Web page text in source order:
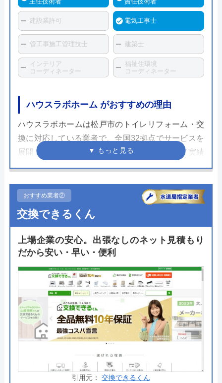
建設業許可 電気工事士
管工事施工管理技士 建築士
インテリア
コーディネーター
福祉住環境
コーディネーター
ハウスラボホーム がおすすめの理由
ハウスラボホームは松戸市のトイレリフォーム・交
換に対応している業者で、全国32拠点でサービスを
展開しています。水まわりの交換修理において実績
がある水まわりの専門業者で、全国各地の自治体の
信頼できる業者です。
10年の施工保証と、メーカー保証に追加で延長保証
を用意しており、施工後も安心。支払い方法も豊富
で現金やクレジットカードのほか、銀行振込、コン
中無休で24時間対応可能なので、ご自身の好きなタ
イミングで相談できるのもおすすめポイントの一つ
です。
公式サイトで
料金詳細を見る
今すぐ電話で相談する
0120-221-611
おすすめ業者②
交換できるくん
上場企業の安心。出張なしのネット見積もり
だから安い・早い・便利
引用元： 交換できるくん